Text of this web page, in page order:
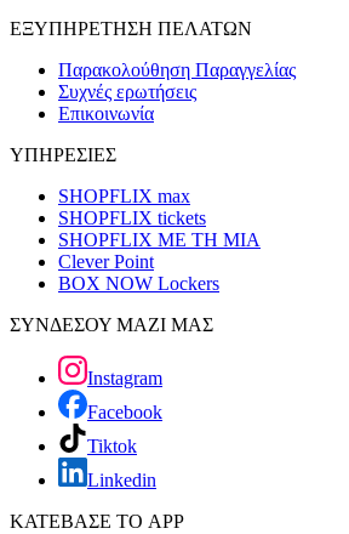
ΕΞΥΠΗΡΕΤΗΣΗ ΠΕΛΑΤΩΝ
Παρακολούθηση Παραγγελίας
Συχνές ερωτήσεις
Επικοινωνία
ΥΠΗΡΕΣΙΕΣ
SHOPFLIX max
SHOPFLIX tickets
SHOPFLIX ΜΕ ΤΗ ΜΙΑ
Clever Point
BOX NOW Lockers
ΣΥΝΔΕΣΟΥ ΜΑΖΙ ΜΑΣ
Instagram
Facebook
Tiktok
Linkedin
ΚΑΤΕΒΑΣΕ ΤΟ APP